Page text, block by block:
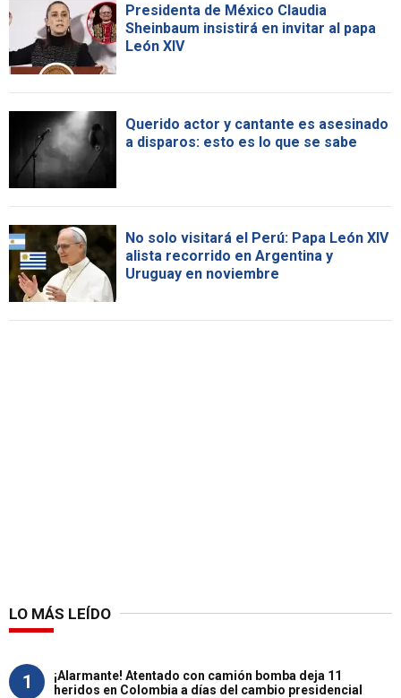
Presidenta de México Claudia
Sheinbaum insistirá en invitar al papa
León XIV
Querido actor y cantante es asesinado
a disparos: esto es lo que se sabe
No solo visitará el Perú: Papa León XIV
alista recorrido en Argentina y
Uruguay en noviembre
LO MÁS LEÍDO
1
¡Alarmante! Atentado con camión bomba deja 11
heridos en Colombia a días del cambio presidencial